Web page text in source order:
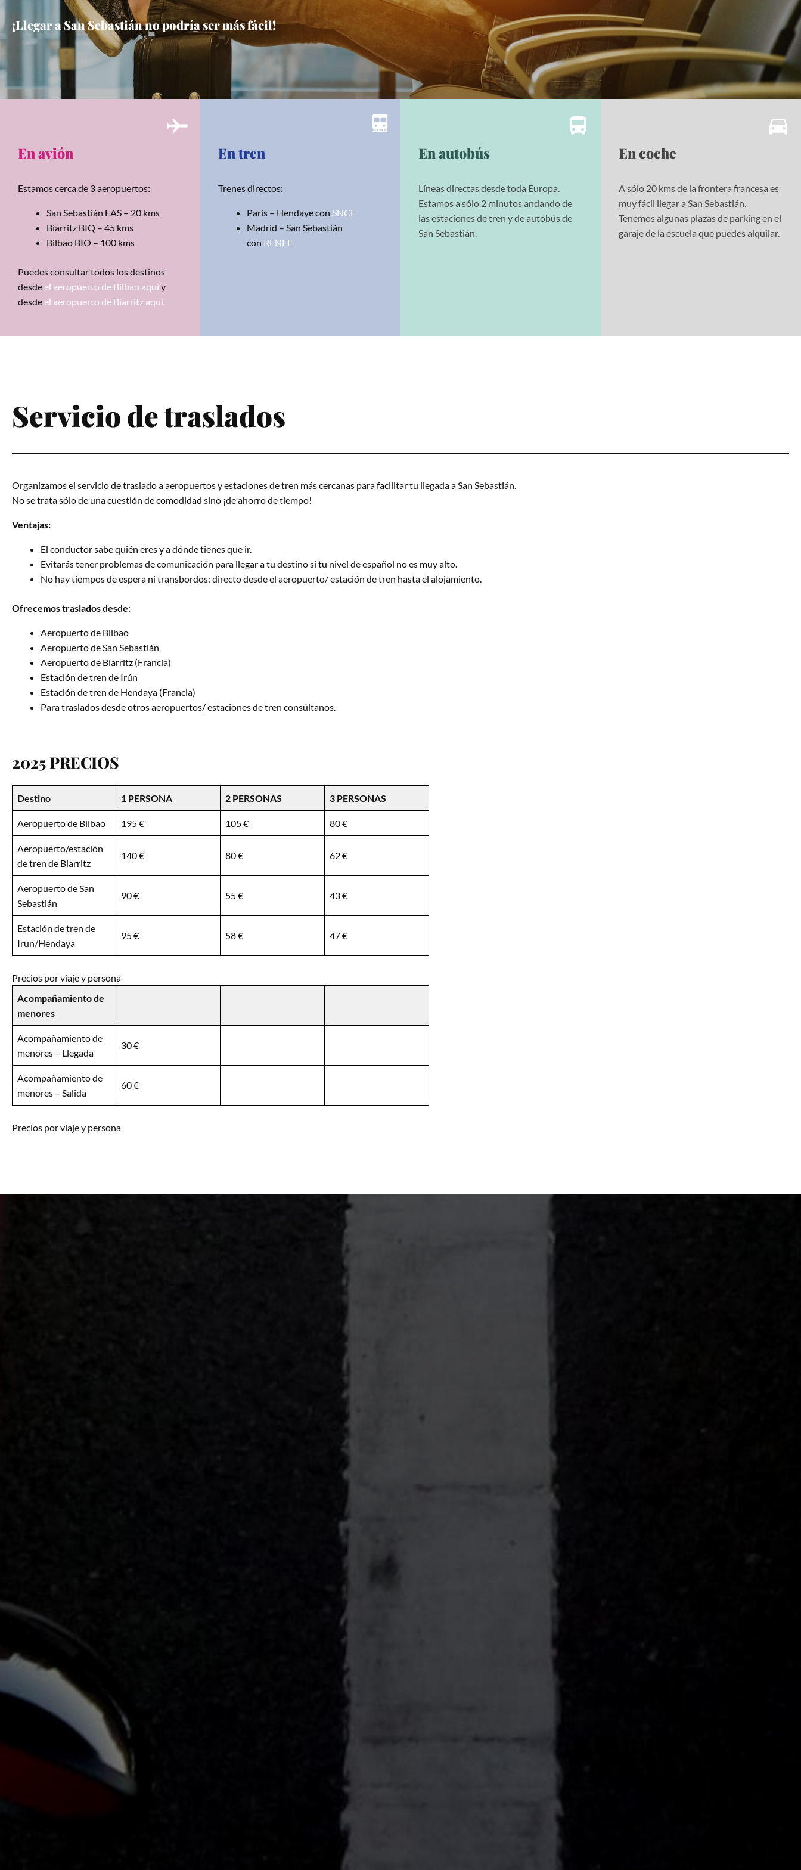
¡Llegar a San Sebastián no podría ser más fácil!
En avión
Estamos cerca de 3 aeropuertos:
San Sebastián EAS – 20 kms
Biarritz BIQ – 45 kms
Bilbao BIO – 100 kms
Puedes consultar todos los destinos
desde el aeropuerto de Bilbao aquíy
desde el aeropuerto de Biarritz aquí.
En tren
Trenes directos:
Paris – Hendaye con SNCF
Madrid – San Sebastián
con RENFE
En autobús
Líneas directas desde toda Europa.
Estamos a sólo 2 minutos andando de
las estaciones de tren y de autobús de
San Sebastián.
En coche
A sólo 20 kms de la frontera francesa es
muy fácil llegar a San Sebastián.
Tenemos algunas plazas de parking en el
garaje de la escuela que puedes alquilar.
Servicio de traslados
Organizamos el servicio de traslado a aeropuertos y estaciones de tren más cercanas para facilitar tu llegada a San Sebastián.
No se trata sólo de una cuestión de comodidad sino ¡de ahorro de tiempo!
Ventajas:
El conductor sabe quién eres y a dónde tienes que ir.
Evitarás tener problemas de comunicación para llegar a tu destino si tu nivel de español no es muy alto.
No hay tiempos de espera ni transbordos: directo desde el aeropuerto/ estación de tren hasta el alojamiento.
Ofrecemos traslados desde:
Aeropuerto de Bilbao
Aeropuerto de San Sebastián
Aeropuerto de Biarritz (Francia)
Estación de tren de Irún
Estación de tren de Hendaya (Francia)
Para traslados desde otros aeropuertos/ estaciones de tren consúltanos.
2025 PRECIOS
Destino 1 PERSONA 2 PERSONAS 3 PERSONAS
Aeropuerto de Bilbao 195 € 105 € 80 €
Aeropuerto/estación
de tren de Biarritz
140 € 80 € 62 €
Aeropuerto de San
Sebastián
90 € 55 € 43 €
Estación de tren de
Irun/Hendaya
95 € 58 € 47 €
Precios por viaje y persona
Acompañamiento de
menores
Acompañamiento de
menores – Llegada
30 €
Acompañamiento de
menores – Salida
60 €
Precios por viaje y persona